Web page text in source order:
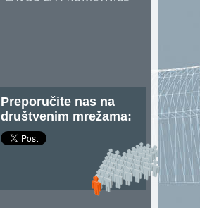
Preporučite nas na
društvenim mrežama: